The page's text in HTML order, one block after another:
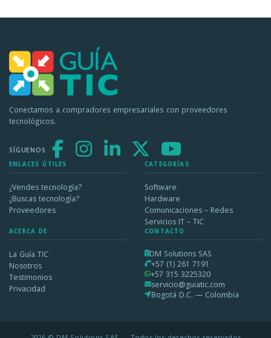
Conectamos a compradores empresariales con proveedores
tecnológicos.
SÍGUENOS
ENLACES ÚTILES
¿Vendes tecnología?
¿Buscas tecnología?
Proveedores
CATEGORÍAS
Software
Hardware
Comunicaciones – Redes
Servicios IT – TIC
ACERCA DE
La Guía TIC
Nosotros
Testimonios
Privacidad
CONTACTO
DM Solutions SAS
+57 (1) 261 7191
+57 315 3225320
servicio@guiatic.com
Bogotá D.C. — Colombia